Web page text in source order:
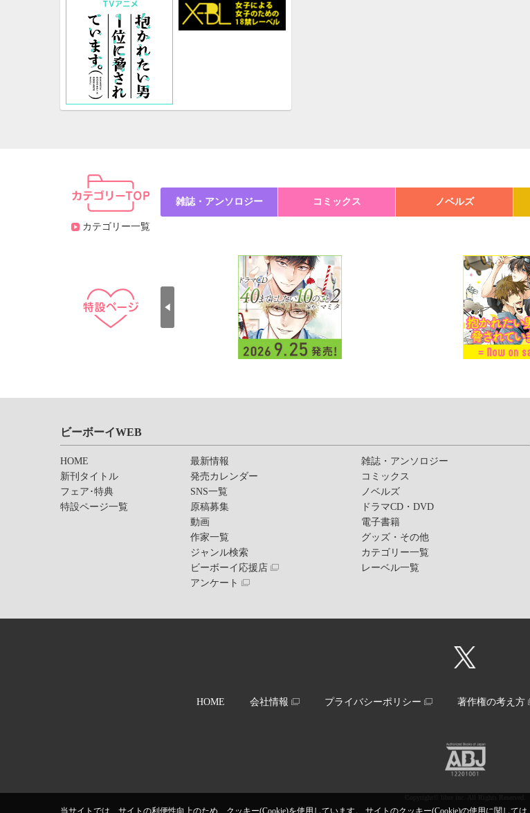
当サイトでは、サイトの利便性向上のため、クッキー(Cookie)を使用しています。 サイトのクッキー(Cookie)の使用に関しては
カテゴリー一覧
雑誌・アンソロジー コミックス ノベルズ
ビーボーイWEB
HOME
新刊タイトル
フェア･特典
特設ページ一覧
最新情報
発売カレンダー
SNS一覧
原稿募集
動画
作家一覧
ジャンル検索
ビーボーイ応援店
アンケート
雑誌・アンソロジー
コミックス
ノベルズ
ドラマCD・DVD
電子書籍
グッズ・その他
カテゴリー一覧
レーベル一覧
HOME 会社情報 プライバシーポリシー 著作権の考え方